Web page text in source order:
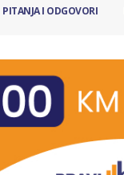
PITANJA I ODGOVORI